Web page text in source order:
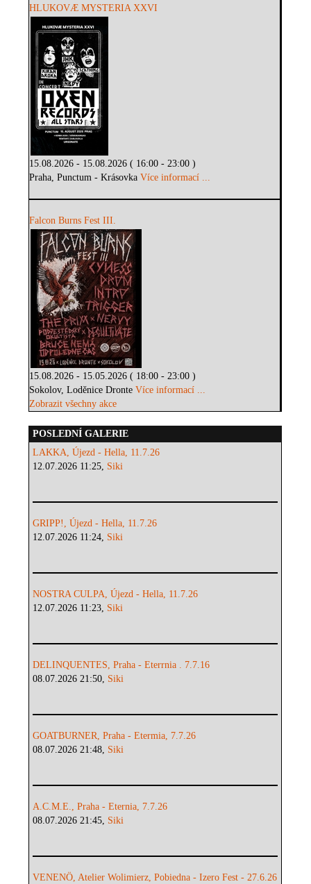
HLUKOVÆ MYSTERIA XXVI
15.08.2026 - 15.08.2026 ( 16:00 - 23:00 )
Praha, Punctum - KrásovkaVíce informací ...
Falcon Burns Fest III.
15.08.2026 - 15.05.2026 ( 18:00 - 23:00 )
Sokolov, Loděnice DronteVíce informací ...
Zobrazit všechny akce
POSLEDNÍ GALERIE
LAKKA, Újezd - Hella, 11.7.26
12.07.2026 11:25, Siki
GRIPP!, Újezd - Hella, 11.7.26
12.07.2026 11:24, Siki
NOSTRA CULPA, Újezd - Hella, 11.7.26
12.07.2026 11:23, Siki
DELINQUENTES, Praha - Eterrnia . 7.7.16
08.07.2026 21:50, Siki
GOATBURNER, Praha - Etermia, 7.7.26
08.07.2026 21:48, Siki
A.C.M.E., Praha - Eternia, 7.7.26
08.07.2026 21:45, Siki
VENENÖ, Atelier Wolimierz, Pobiedna - Izero Fest - 27.6.26